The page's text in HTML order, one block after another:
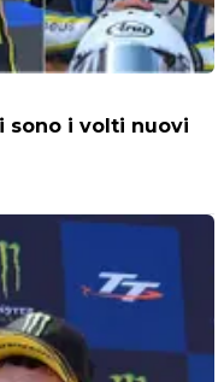
sono i volti nuovi